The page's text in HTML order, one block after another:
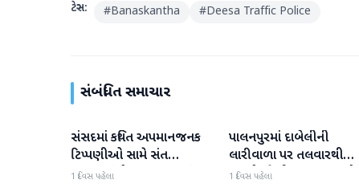
ટેગ્સ: #Banaskantha #Deesa Traffic Police
સંબંધિત સમાચાર
બનાસકાંઠા
સંસદમાં કથિત અપમાનજનક
ટિપ્પણીઓ સામે સંત
સમાજમાં રોષ: પાલનપુરમાં
1 દિવસ પહેલા
બનાસકાંઠા
પાલનપુરમાં દાબેલીની
લારીવાળા પર તલવારથી
હુમલો: બે ઈજાગ્રસ્ત, આરોપી
1 દિવસ પહેલા